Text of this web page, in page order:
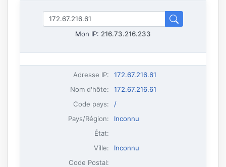
Mon IP: 216.73.216.233
Adresse IP:
172.67.216.61
Nom d'hôte:
172.67.216.61
Code pays:
/
Pays/Région:
Inconnu
État:
Ville:
Inconnu
Code Postal: